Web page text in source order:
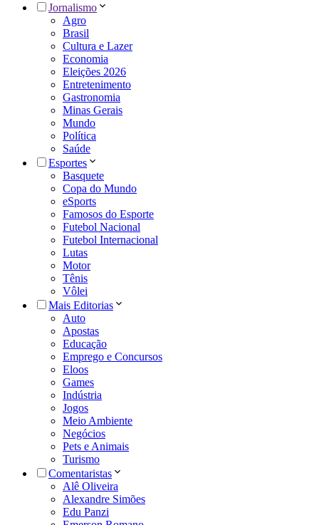
Jornalismo
Agro
Brasil
Cultura e Lazer
Economia
Eleições 2026
Entretenimento
Gastronomia
Minas Gerais
Mundo
Política
Saúde
Esportes
Basquete
Copa do Mundo
eSports
Famosos do Esporte
Futebol Nacional
Futebol Internacional
Lutas
Motor
Tênis
Vôlei
Mais Editorias
Auto
Apostas
Educação
Emprego e Concursos
Eloos
Games
Indústria
Jogos
Meio Ambiente
Negócios
Pets e Animais
Turismo
Comentaristas
Alê Oliveira
Alexandre Simões
Edu Panzi